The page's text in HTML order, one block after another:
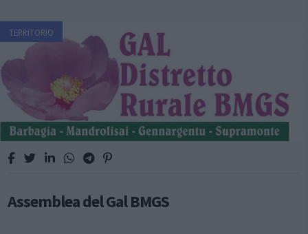
TERRITORIO
Assemblea del Gal BMGS